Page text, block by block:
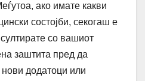
ако имате какви
состојби, секогаш е
со вашиот
заштита пред да
нови додатоци или